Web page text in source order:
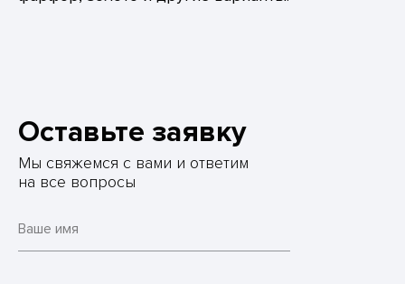
Мы свяжемся с вами и ответим
на все вопросы
Оставьте заявку